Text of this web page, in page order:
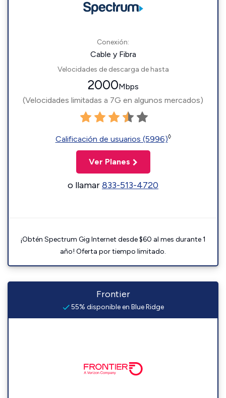
Conexión:
Cable y Fibra
Velocidades de descarga de hasta
2000Mbps
(Velocidades limitadas a 7G en algunos mercados)
Calificación de usuarios (5996)◊
Ver Planes
o llamar833-513-4720
¡Obtén Spectrum Gig Internet desde $60 al mes durante 1
año! Oferta por tiempo limitado.
Frontier
55% disponible en Blue Ridge